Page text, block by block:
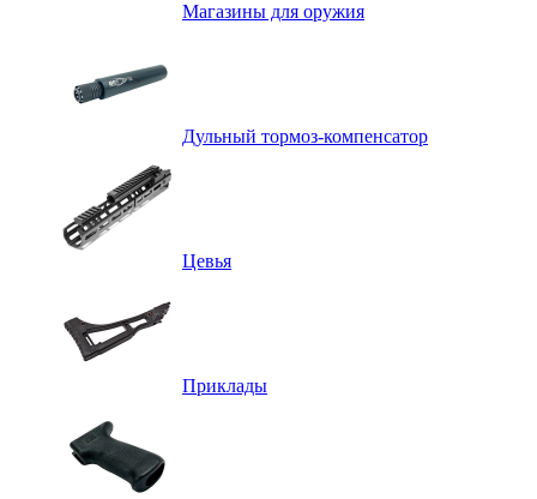
Магазины для оружия
Дульный тормоз-компенсатор
Цевья
Приклады